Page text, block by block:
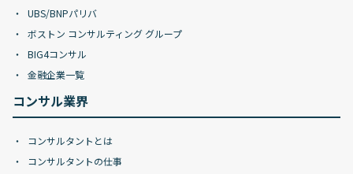
UBS/BNPパリバ
ボストン コンサルティング グループ
BIG4コンサル
金融企業一覧
コンサル業界
コンサルタントとは
コンサルタントの仕事